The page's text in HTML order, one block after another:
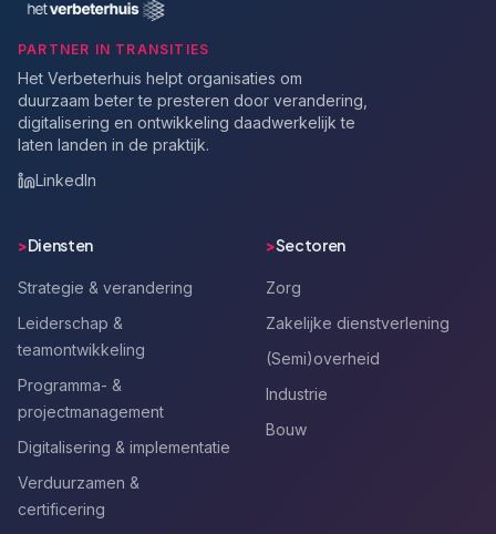
PARTNER IN TRANSITIES
Het Verbeterhuis helpt organisaties om
duurzaam beter te presteren door verandering,
digitalisering en ontwikkeling daadwerkelijk te
laten landen in de praktijk.
LinkedIn
>Diensten
Strategie & verandering
Leiderschap &
teamontwikkeling
Programma- &
projectmanagement
Digitalisering & implementatie
Verduurzamen &
certificering
>Sectoren
Zorg
Zakelijke dienstverlening
(Semi)overheid
Industrie
Bouw